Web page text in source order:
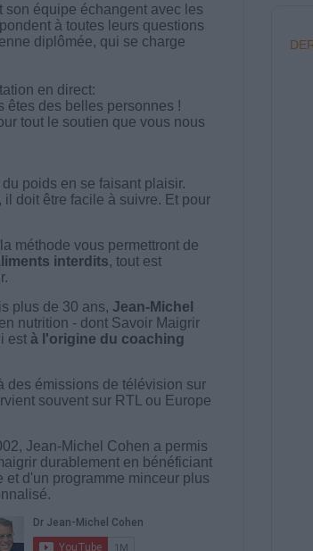
équipe échangent avec les
à toutes leurs questions
diplômée, qui se charge
en direct:
êtes des belles personnes !
tout le soutien que vous nous
poids en se faisant plaisir.
il doit être facile à suivre. Et pour
méthode vous permettront de
interdits, tout est
plus de 30 ans, Jean-Michel
nutrition - dont Savoir Maigrir
est à l'origine du coaching
des émissions de télévision sur
souvent sur RTL ou Europe
Jean-Michel Cohen a permis
durablement en bénéficiant
d'un programme minceur plus